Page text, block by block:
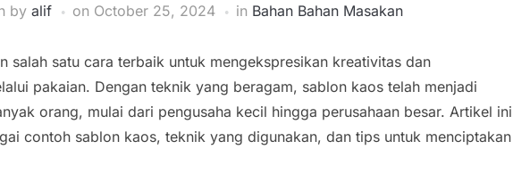
by alif on October 25, 2024 in Bahan Bahan Masakan
salah satu cara terbaik untuk mengekspresikan kreativitas dan
pakaian. Dengan teknik yang beragam, sablon kaos telah menjadi
orang, mulai dari pengusaha kecil hingga perusahaan besar. Artikel ini
contoh sablon kaos, teknik yang digunakan, dan tips untuk menciptakan